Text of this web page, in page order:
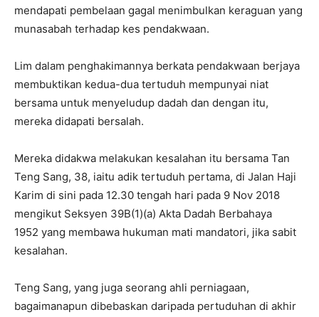
mendapati pembelaan gagal menimbulkan keraguan yang
munasabah terhadap kes pendakwaan.
Lim dalam penghakimannya berkata pendakwaan berjaya
membuktikan kedua-dua tertuduh mempunyai niat
bersama untuk menyeludup dadah dan dengan itu,
mereka didapati bersalah.
Mereka didakwa melakukan kesalahan itu bersama Tan
Teng Sang, 38, iaitu adik tertuduh pertama, di Jalan Haji
Karim di sini pada 12.30 tengah hari pada 9 Nov 2018
mengikut Seksyen 39B(1)(a) Akta Dadah Berbahaya
1952 yang membawa hukuman mati mandatori, jika sabit
kesalahan.
Teng Sang, yang juga seorang ahli perniagaan,
bagaimanapun dibebaskan daripada pertuduhan di akhir